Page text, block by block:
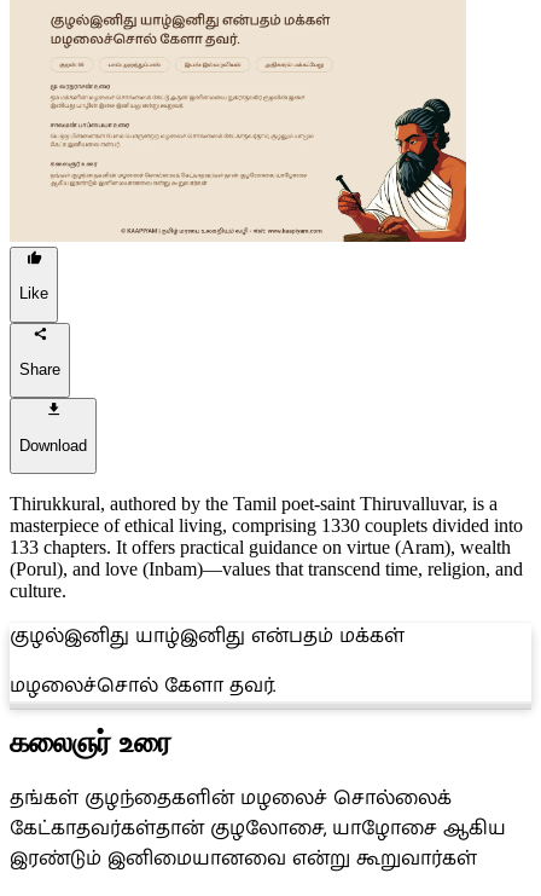
Like
Share
Download
Thirukkural, authored by the Tamil poet-saint Thiruvalluvar, is a
masterpiece of ethical living, comprising 1330 couplets divided into
133 chapters. It offers practical guidance on virtue (Aram), wealth
(Porul), and love (Inbam)—values that transcend time, religion, and
culture.
குழல்இனிது யாழ்இனிது என்பதம் மக்கள்
மழலைச்சொல் கேளா தவர்.
கலைஞர் உரை
தங்கள் குழந்தைகளின் மழலைச் சொல்லைக்
கேட்காதவர்கள்தான் குழலோசை, யாழோசை ஆகிய
இரண்டும் இனிமையானவை என்று கூறுவார்கள்